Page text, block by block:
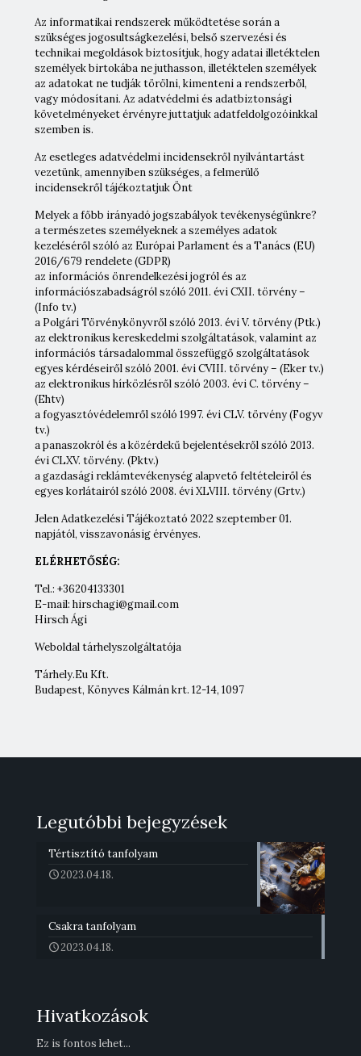
Az informatikai rendszerek működtetése során a
szükséges jogosultságkezelési, belső szervezési és
technikai megoldások biztosítjuk, hogy adatai illetéktelen
személyek birtokába ne juthasson, illetéktelen személyek
az adatokat ne tudják törölni, kimenteni a rendszerből,
vagy módosítani. Az adatvédelmi és adatbiztonsági
követelményeket érvényre juttatjuk adatfeldolgozóinkkal
szemben is.
Az esetleges adatvédelmi incidensekről nyilvántartást
vezetünk, amennyiben szükséges, a felmerülő
incidensekről tájékoztatjuk Önt
Melyek a főbb irányadó jogszabályok tevékenységünkre?
a természetes személyeknek a személyes adatok
kezeléséről szóló az Európai Parlament és a Tanács (EU)
2016/679 rendelete (GDPR)
az információs önrendelkezési jogról és az
információszabadságról szóló 2011. évi CXII. törvény –
(Info tv.)
a Polgári Törvénykönyvről szóló 2013. évi V. törvény (Ptk.)
az elektronikus kereskedelmi szolgáltatások, valamint az
információs társadalommal összefüggő szolgáltatások
egyes kérdéseiről szóló 2001. évi CVIII. törvény – (Eker tv.)
az elektronikus hírközlésről szóló 2003. évi C. törvény –
(Ehtv)
a fogyasztóvédelemről szóló 1997. évi CLV. törvény (Fogyv
tv.)
a panaszokról és a közérdekű bejelentésekről szóló 2013.
évi CLXV. törvény. (Pktv.)
a gazdasági reklámtevékenység alapvető feltételeiről és
egyes korlátairól szóló 2008. évi XLVIII. törvény (Grtv.)
Jelen Adatkezelési Tájékoztató 2022 szeptember 01.
napjától, visszavonásig érvényes.
ELÉRHETŐSÉG:
Tel.: +36204133301
E-mail: hirschagi@gmail.com
Hirsch Ági
Weboldal tárhelyszolgáltatója
Tárhely.Eu Kft.
Budapest, Könyves Kálmán krt. 12-14, 1097
Legutóbbi bejegyzések
Tértisztító tanfolyam
2023.04.18.
Csakra tanfolyam
2023.04.18.
Hivatkozások
Ez is fontos lehet...